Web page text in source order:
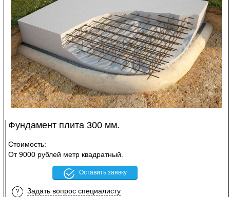
Фундамент плита 300 мм.
Стоимость:
От 9000 рублей метр квадратный.
Оставить заявку
Задать вопрос специалисту